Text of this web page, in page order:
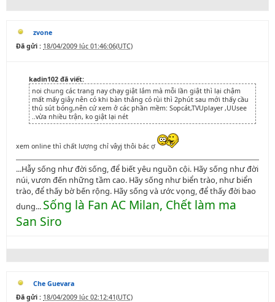
zvone
Đã gửi : 18/04/2009 lúc 01:46:06(UTC)
kadin102 đã viết:
noi chung các trang nay chạy giật lắm mà mỗi lần giật thì lại chậm
mất mấy giây nên có khi bàn thắng có rùi thì 2phút sau mới thấy cầu
thủ sút bóng,nên cứ xem ở các phần mềm: Sopcát,TVUplayer ,UUsee
..vừa nhiều trận, ko giật lại nét
xem online thì chất lượng chỉ vâyj thôi bác ợ
...Hẫy sống như đời sống, để biết yêu nguồn cội. Hãy sống như đời
núi, vươn đến những tầm cao. Hãy sống như biển trào, như biển
trào, để thấy bờ bến rộng. Hãy sống và ước vọng, để thấy đời bao
dung... Sống là Fan AC Milan, Chết làm ma
San Siro
Che Guevara
Đã gửi : 18/04/2009 lúc 02:12:41(UTC)